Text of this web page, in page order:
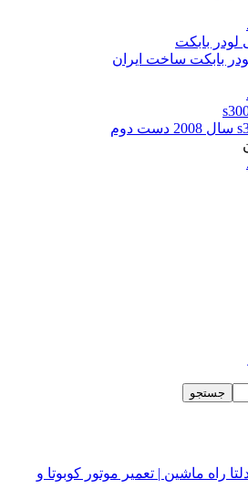
بابکت ساخت ایران
جستجو
راه ماشین | تعمیر موتور کوبوتا و